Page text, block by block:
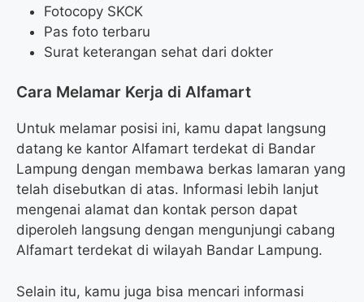
Fotocopy SKCK
Pas foto terbaru
Surat keterangan sehat dari dokter
Cara Melamar Kerja di Alfamart
Untuk melamar posisi ini, kamu dapat langsung
datang ke kantor Alfamart terdekat di Bandar
Lampung dengan membawa berkas lamaran yang
telah disebutkan di atas. Informasi lebih lanjut
mengenai alamat dan kontak person dapat
diperoleh langsung dengan mengunjungi cabang
Alfamart terdekat di wilayah Bandar Lampung.
Selain itu, kamu juga bisa mencari informasi